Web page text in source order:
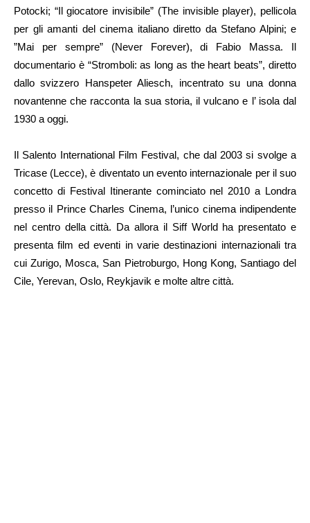
Potocki; “Il giocatore invisibile” (The invisible player), pellicola
per gli amanti del cinema italiano diretto da Stefano Alpini; e
”Mai per sempre” (Never Forever), di Fabio Massa. Il
documentario è “Stromboli: as long as the heart beats”, diretto
dallo svizzero Hanspeter Aliesch, incentrato su una donna
novantenne che racconta la sua storia, il vulcano e l’ isola dal
1930 a oggi.
Il Salento International Film Festival, che dal 2003 si svolge a
Tricase (Lecce), è diventato un evento internazionale per il suo
concetto di Festival Itinerante cominciato nel 2010 a Londra
presso il Prince Charles Cinema, l’unico cinema indipendente
nel centro della città. Da allora il Siff World ha presentato e
presenta film ed eventi in varie destinazioni internazionali tra
cui Zurigo, Mosca, San Pietroburgo, Hong Kong, Santiago del
Cile, Yerevan, Oslo, Reykjavik e molte altre città.